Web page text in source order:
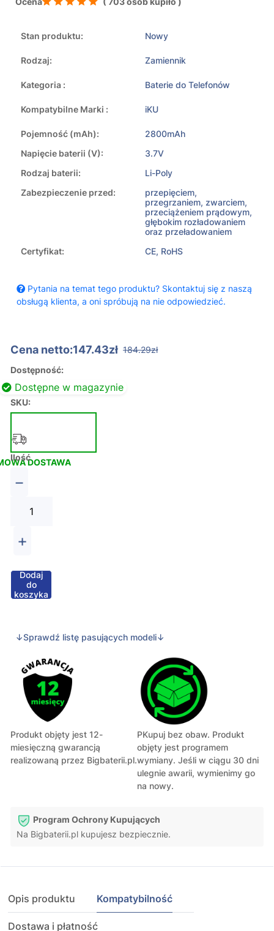
Stan produktu: Nowy
Rodzaj: Zamiennik
Kategoria : Baterie do Telefonów
Kompatybilne Marki : iKU
Pojemność (mAh):
2800mAh
Napięcie baterii (V):
3.7V
Rodzaj baterii:
Li-Poly
Zabezpieczenie przed:
przepięciem,
przegrzaniem, zwarciem,
przeciążeniem prądowym,
głębokim rozładowaniem
oraz przeładowaniem
Certyfikat:
CE, RoHS
Pytania na temat tego produktu? Skontaktuj się z naszą
obsługą klienta, a oni spróbują na nie odpowiedzieć.
Cena netto:147.43zł 184.29zł
Dostępność:
Dostępne w magazynie
SKU:
DOSTAWA
Ilość
−
+
Dodaj
do
koszyka
↓Sprawdź listę pasujących modeli↓
Produkt objęty jest 12-
miesięczną gwarancją
realizowaną przez Bigbaterii.pl.
PKupuj bez obaw. Produkt
objęty jest programem
wymiany. Jeśli w ciągu 30 dni
ulegnie awarii, wymienimy go
na nowy.
Program Ochrony Kupujących
Na Bigbaterii.pl kupujesz bezpiecznie.
Opis produktu Kompatybilność
Dostawa i płatność